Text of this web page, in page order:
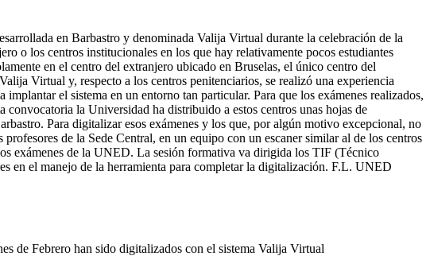
en Barbastro y denominada Valija Virtual durante la celebración de la
o los centros institucionales en los que hay relativamente pocos estudiantes
en el centro del extranjero ubicado en Bruselas, el único centro del
Virtual y, respecto a los centros penitenciarios, se realizó una experiencia
el sistema en un entorno tan particular. Para que los exámenes realizados,
la Universidad ha distribuido a estos centros unas hojas de
Para digitalizar esos exámenes y los que, por algún motivo excepcional, no
de la Sede Central, en un equipo con un escaner similar al de los centros
exámenes de la UNED. La sesión formativa va dirigida los TIF (Técnico
en el manejo de la herramienta para completar la digitalización. F.L. UNED
de Febrero han sido digitalizados con el sistema Valija Virtual